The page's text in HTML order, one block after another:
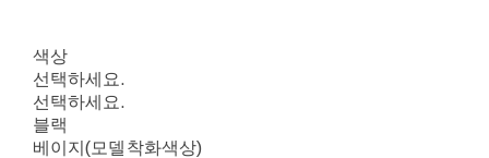
색상
선택하세요.
선택하세요.
블랙
베이지(모델착화색상)